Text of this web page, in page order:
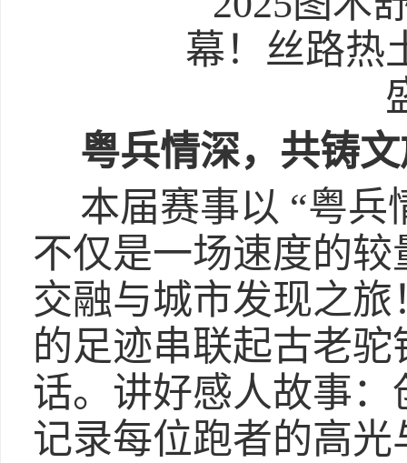
粤兵情深，共铸
本届赛事以 “粤兵
不仅是一场速度的
交融与城市发现之
的足迹串联起古老
话。讲好感人故事
记录每位跑者的高